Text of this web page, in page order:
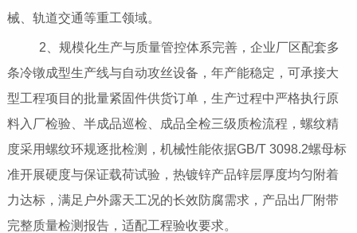
械、轨道交通等重工领域。
2、规模化生产与质量管控体系完善，企业厂区配套多
条冷镦成型生产线与自动攻丝设备，年产能稳定，可承接大
型工程项目的批量紧固件供货订单，生产过程中严格执行原
料入厂检验、半成品巡检、成品全检三级质检流程，螺纹精
度采用螺纹环规逐批检测，机械性能依据GB/T 3098.2螺母标
准开展硬度与保证载荷试验，热镀锌产品锌层厚度均匀附着
力达标，满足户外露天工况的长效防腐需求，产品出厂附带
完整质量检测报告，适配工程验收要求。